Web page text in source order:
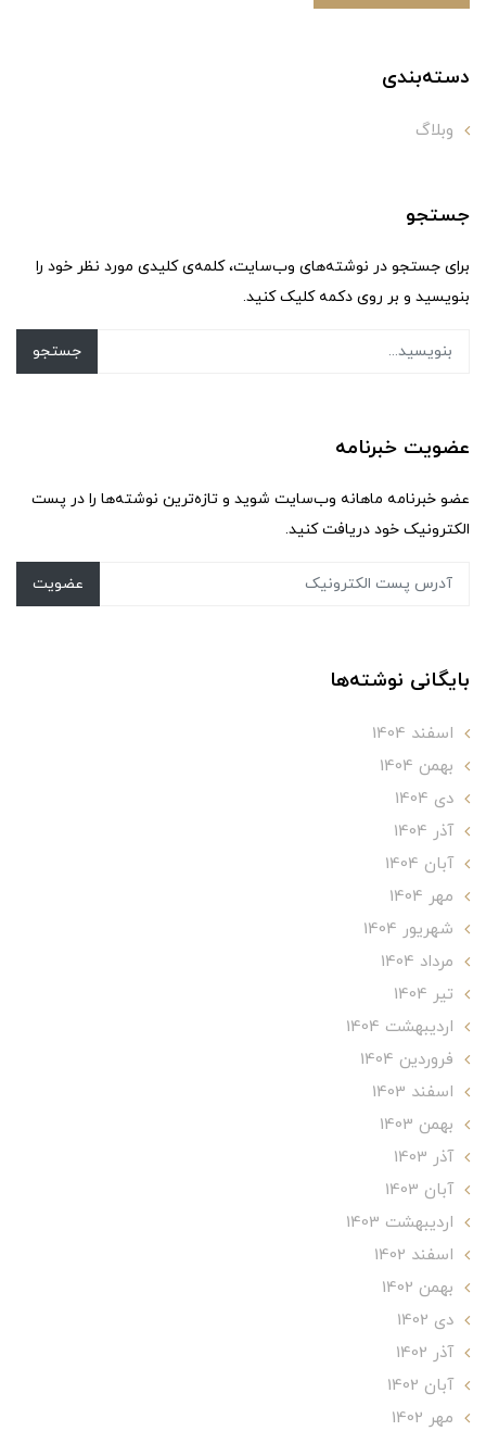
دسته‌بندی
وبلاگ
جستجو
برای جستجو در نوشته‌های وب‌سایت، کلمه‌ی کلیدی مورد نظر خود را
بنویسید و بر روی دکمه کلیک کنید.
جستجو
عضویت خبرنامه
عضو خبرنامه ماهانه وب‌سایت شوید و تازه‌ترین نوشته‌ها را در پست
الکترونیک خود دریافت کنید.
عضویت
بایگانی نوشته‌ها
اسفند 1404
بهمن 1404
دی 1404
آذر 1404
آبان 1404
مهر 1404
شهریور 1404
مرداد 1404
تير 1404
ارديبهشت 1404
فروردین 1404
اسفند 1403
بهمن 1403
آذر 1403
آبان 1403
ارديبهشت 1403
اسفند 1402
بهمن 1402
دی 1402
آذر 1402
آبان 1402
مهر 1402